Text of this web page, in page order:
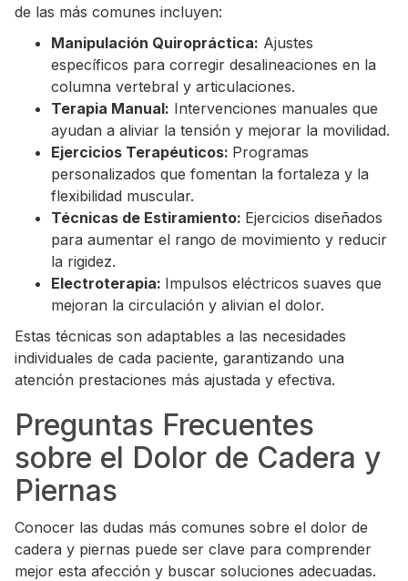
de las más comunes incluyen:
Manipulación Quiropráctica: Ajustes
específicos para corregir desalineaciones en la
columna vertebral y articulaciones.
Terapia Manual: Intervenciones manuales que
ayudan a aliviar la tensión y mejorar la movilidad.
Ejercicios Terapéuticos: Programas
personalizados que fomentan la fortaleza y la
flexibilidad muscular.
Técnicas de Estiramiento: Ejercicios diseñados
para aumentar el rango de movimiento y reducir
la rigidez.
Electroterapia: Impulsos eléctricos suaves que
mejoran la circulación y alivian el dolor.
Estas técnicas son adaptables a las necesidades
individuales de cada paciente, garantizando una
atención prestaciones más ajustada y efectiva.
Preguntas Frecuentes
sobre el Dolor de Cadera y
Piernas
Conocer las dudas más comunes sobre el dolor de
cadera y piernas puede ser clave para comprender
mejor esta afección y buscar soluciones adecuadas.